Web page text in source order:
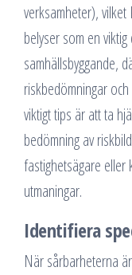
verksamheter),
belyser som en
samhällsbyggande,
riskbedömningar
viktigt tips är att ta
bedömning av
fastighetsägare eller
utmaningar.
Identifiera
När sårbarheterna